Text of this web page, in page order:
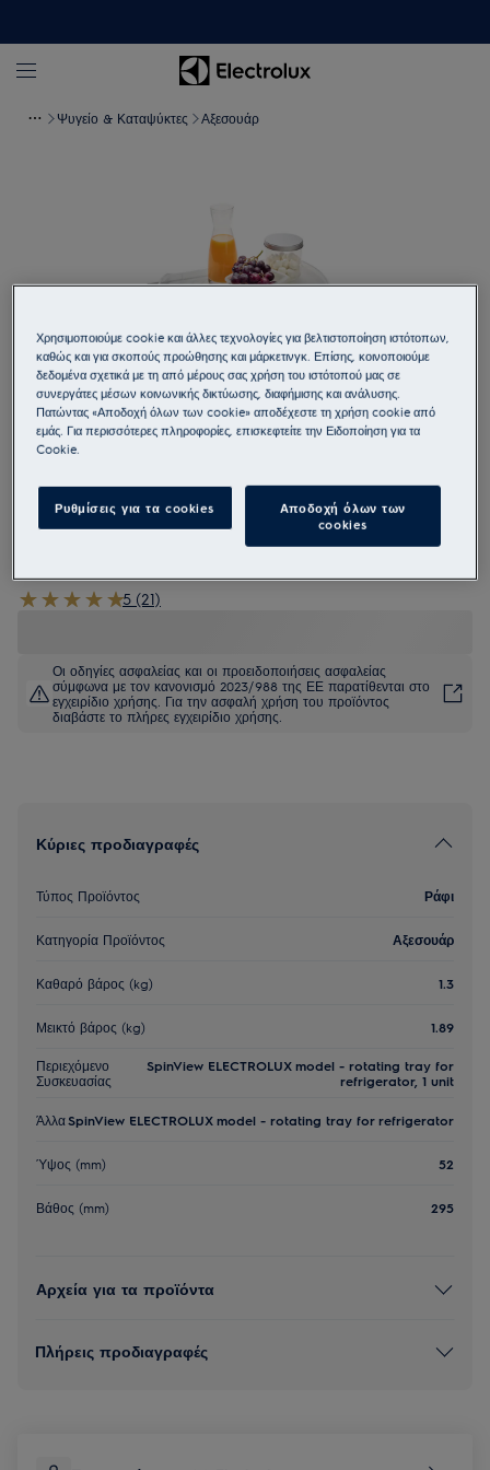
Ψυγείο & Καταψύκτες Αξεσουάρ
Πατήστε για μεγέθυνση
E6RHSW31
SpinView ELECTROLUX model
5 (21)
Οι οδηγίες ασφαλείας και οι προειδοποιήσεις ασφαλείας
σύμφωνα με τον κανονισμό 2023/988 της ΕΕ παρατίθενται στο
εγχειρίδιο χρήσης. Για την ασφαλή χρήση του προϊόντος
διαβάστε το πλήρες εγχειρίδιο χρήσης.
Κύριες προδιαγραφές
Τύπος Προϊόντος Ράφι
Κατηγορία Προϊόντος Αξεσουάρ
Καθαρό βάρος (kg) 1.3
Μεικτό βάρος (kg) 1.89
Περιεχόμενο
Συσκευασίας
SpinView ELECTROLUX model - rotating tray for
refrigerator, 1 unit
ΆλλαSpinView ELECTROLUX model - rotating tray for refrigerator
Ύψος (mm) 52
Βάθος (mm) 295
Αρχεία για τα προϊόντα
Πλήρεις προδιαγραφές
Χρησιμοποιούμε cookie και άλλες τεχνολογίες για βελτιστοποίηση ιστότοπων,
καθώς και για σκοπούς προώθησης και μάρκετινγκ. Επίσης, κοινοποιούμε
δεδομένα σχετικά με τη από μέρους σας χρήση του ιστότοπού μας σε
συνεργάτες μέσων κοινωνικής δικτύωσης, διαφήμισης και ανάλυσης.
Πατώντας «Αποδοχή όλων των cookie» αποδέχεστε τη χρήση cookie από
εμάς. Για περισσότερες πληροφορίες, επισκεφτείτε την Ειδοποίηση για τα
Cookie.
Ρυθμίσεις για τα cookies
Αποδοχή όλων των
cookies